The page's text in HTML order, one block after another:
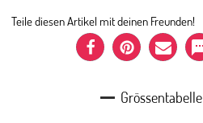
Teile diesen Artikel mit deinen Freunden!
Grössentabelle